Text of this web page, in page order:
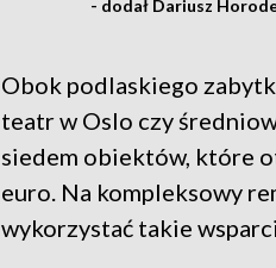
- dodał Dariusz
Obok podlaskiego
teatr w Oslo czy
siedem obiektów, które
euro. Na kompleksowy
wykorzystać takie